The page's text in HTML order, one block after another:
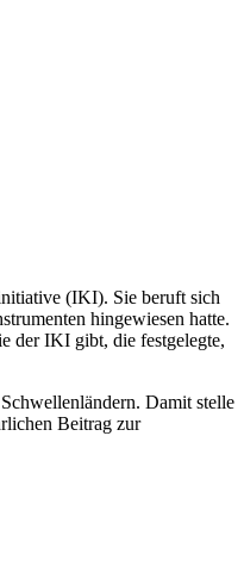
(IKI). Sie beruft sich
hingewiesen hatte.
der IKI gibt, die festgelegte,
Damit stelle
Beitrag zur